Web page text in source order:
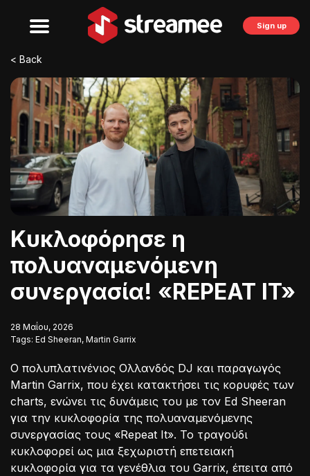
Sign up
< Back
Κυκλοφόρησε η
πολυαναμενόμενη
συνεργασία! «REPEAT IT»
28 Μαΐου, 2026
Tags: Ed Sheeran, Martin Garrix
Ο πολυπλατινένιος Ολλανδός DJ και παραγωγός
Martin Garrix, που έχει κατακτήσει τις κορυφές των
charts, ενώνει τις δυνάμεις του με τον Ed Sheeran
για την κυκλοφορία της πολυαναμενόμενης
συνεργασίας τους «Repeat It». Το τραγούδι
κυκλοφορεί ως μια ξεχωριστή επετειακή
κυκλοφορία για τα γενέθλια του Garrix, έπειτα από